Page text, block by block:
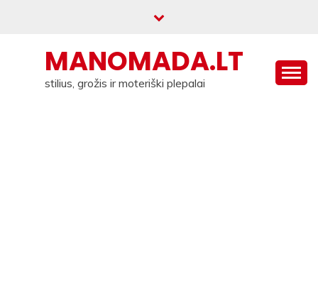
MANOMADA.LT
stilius, grožis ir moteriški plepalai